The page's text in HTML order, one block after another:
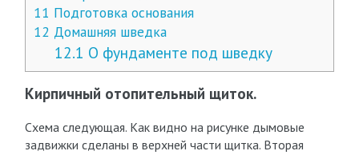
11 Подготовка основания
12 Домашняя шведка
12.1 О фундаменте под шведку
Кирпичный отопительный щиток.
Схема следующая. Как видно на рисунке дымовые
задвижки сделаны в верхней части щитка. Вторая